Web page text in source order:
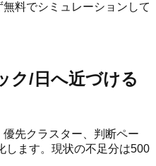
料でシミュレーションして
ク/日へ近づける
先クラスター、判断ペー
します。現状の不足分は500